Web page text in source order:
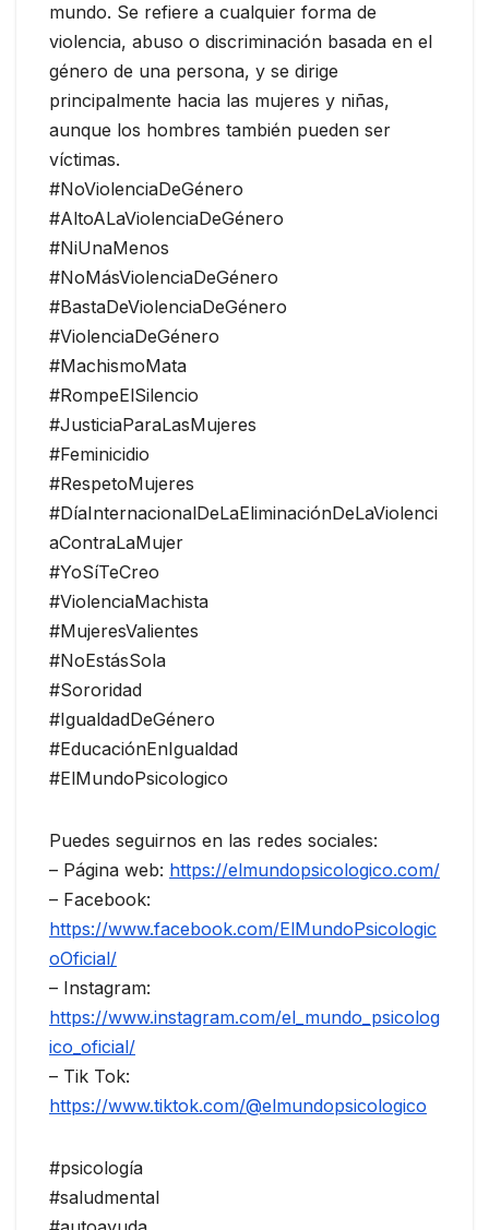
mundo. Se refiere a cualquier forma de
violencia, abuso o discriminación basada en el
género de una persona, y se dirige
principalmente hacia las mujeres y niñas,
aunque los hombres también pueden ser
víctimas.
#NoViolenciaDeGénero
#AltoALaViolenciaDeGénero
#NiUnaMenos
#NoMásViolenciaDeGénero
#BastaDeViolenciaDeGénero
#ViolenciaDeGénero
#MachismoMata
#RompeElSilencio
#JusticiaParaLasMujeres
#Feminicidio
#RespetoMujeres
#DíaInternacionalDeLaEliminaciónDeLaViolenci
aContraLaMujer
#YoSíTeCreo
#ViolenciaMachista
#MujeresValientes
#NoEstásSola
#Sororidad
#IgualdadDeGénero
#EducaciónEnIgualdad
#ElMundoPsicologico
Puedes seguirnos en las redes sociales:
– Página web: https://elmundopsicologico.com/
– Facebook:
https://www.facebook.com/ElMundoPsicologic
oOficial/
– Instagram:
https://www.instagram.com/el_mundo_psicolog
ico_oficial/
– Tik Tok:
https://www.tiktok.com/@elmundopsicologico
#psicología
#saludmental